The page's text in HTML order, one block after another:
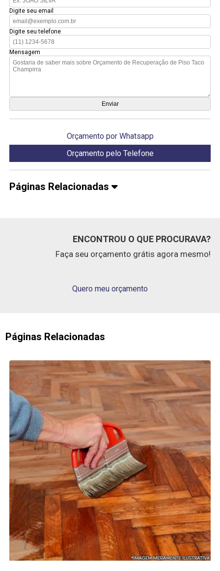
Digite seu email
Digite seu telefone
Mensagem
Orçamento por Whatsapp
Orçamento pelo Telefone
Páginas Relacionadas
ENCONTROU O QUE PROCURAVA?
Faça seu orçamento grátis agora mesmo!
Quero meu orçamento
Páginas Relacionadas